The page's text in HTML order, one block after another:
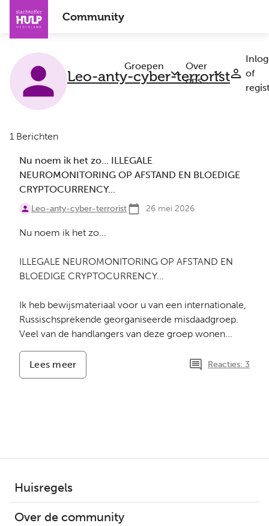
Overslaan
naar
inhoud
gaan
Community
Groepen
Submenu
Over
ons
Submenu
of
Leo-anty-cyber-terrorist
1 Berichten
Nu noem ik het zo... ILLEGALE
NEUROMONITORING OP AFSTAND EN BLOEDIGE
CRYPTOCURRENCY...
Leo-anty-cyber-terrorist 26 mei 2026
Nu noem ik het zo...
ILLEGALE NEUROMONITORING OP AFSTAND EN
BLOEDIGE CRYPTOCURRENCY...
Ik heb bewijsmateriaal voor u van een internationale,
Russischsprekende georganiseerde misdaadgroep.
Veel van de handlangers van deze groep wonen...
Lees meer
Nu
OP
Reacties: 3
Huisregels
Over de community